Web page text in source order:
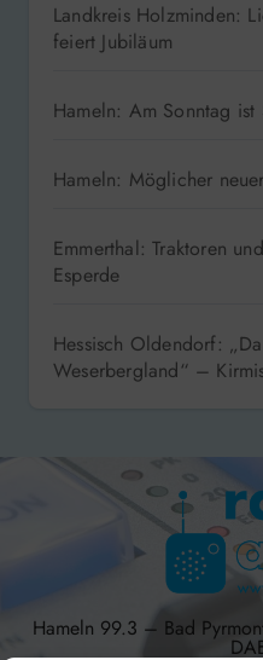
Landkreis Holzminden:
feiert Jubiläum
Hameln: Am Sonntag ist
Hameln: Möglicher
Emmerthal: Traktoren
Esperde
Hessisch Oldendorf:
Weserbergland“ –
Hameln 99.3 – Bad